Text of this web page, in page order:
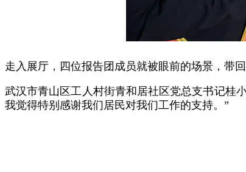
走入展厅，四位报告团成员就被眼前的场景，带
武汉市青山区工人村街青和居社区党总支书记桂
我觉得特别感谢我们居民对我们工作的支持。”